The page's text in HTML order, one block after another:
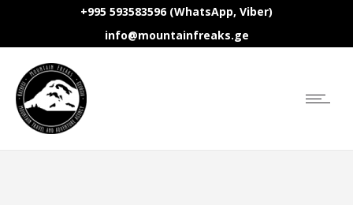
+995 593583596 (WhatsApp, Viber)
info@mountainfreaks.ge